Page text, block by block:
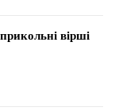
вірші